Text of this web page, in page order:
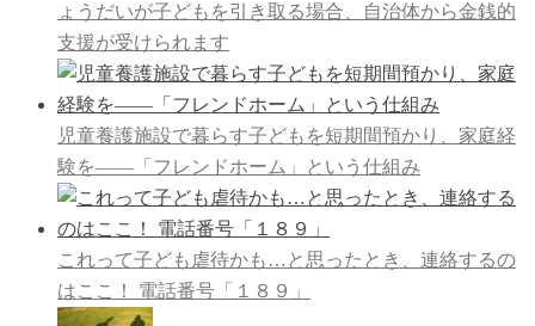
ょうだいが子どもを引き取る場合、自治体から金銭的
支援が受けられます
児童養護施設で暮らす子どもを短期間預かり、家庭経
験を――「フレンドホーム」という仕組み
これって子ども虐待かも…と思ったとき、連絡するの
はここ！ 電話番号「１８９」